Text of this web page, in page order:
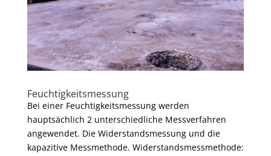
Feuchtigkeitsmessung
Bei einer Feuchtigkeitsmessung werden
hauptsächlich 2 unterschiedliche Messverfahren
angewendet. Die Widerstandsmessung und die
kapazitive Messmethode. Widerstandsmessmethode: